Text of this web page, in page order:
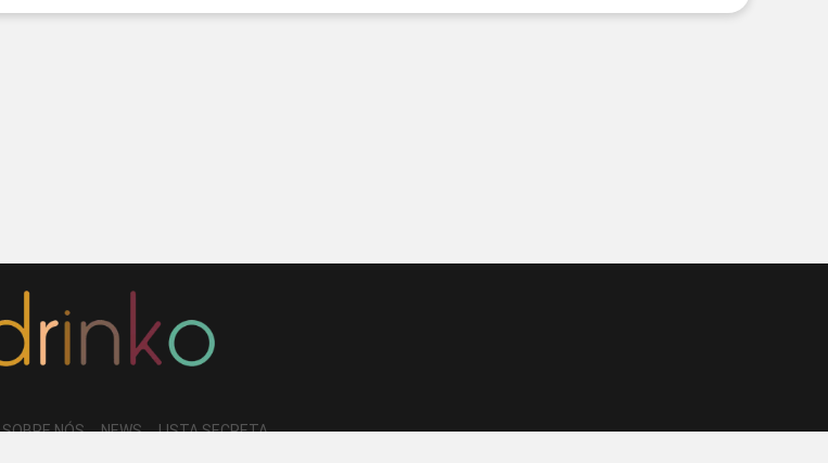
SOBRE NÓS NEWS LISTA SECRETA